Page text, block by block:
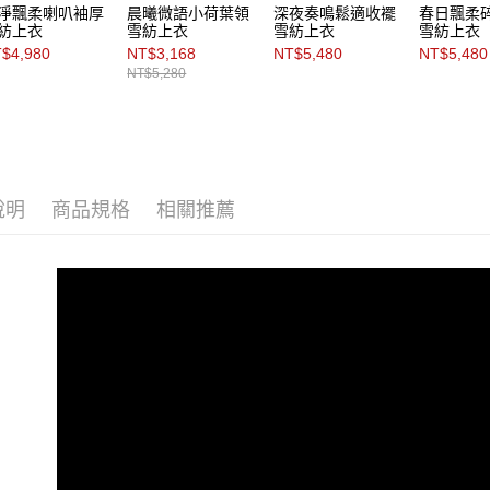
飄柔喇叭袖厚
上衣
晨曦微語小荷葉領
雪紡上衣
NT$3,168
NT$5,280
深夜奏鳴鬆適收襬
雪紡上衣
NT$5,480
春日飄柔
雪紡上衣
NT$5,480
明 商品規格 相關推薦